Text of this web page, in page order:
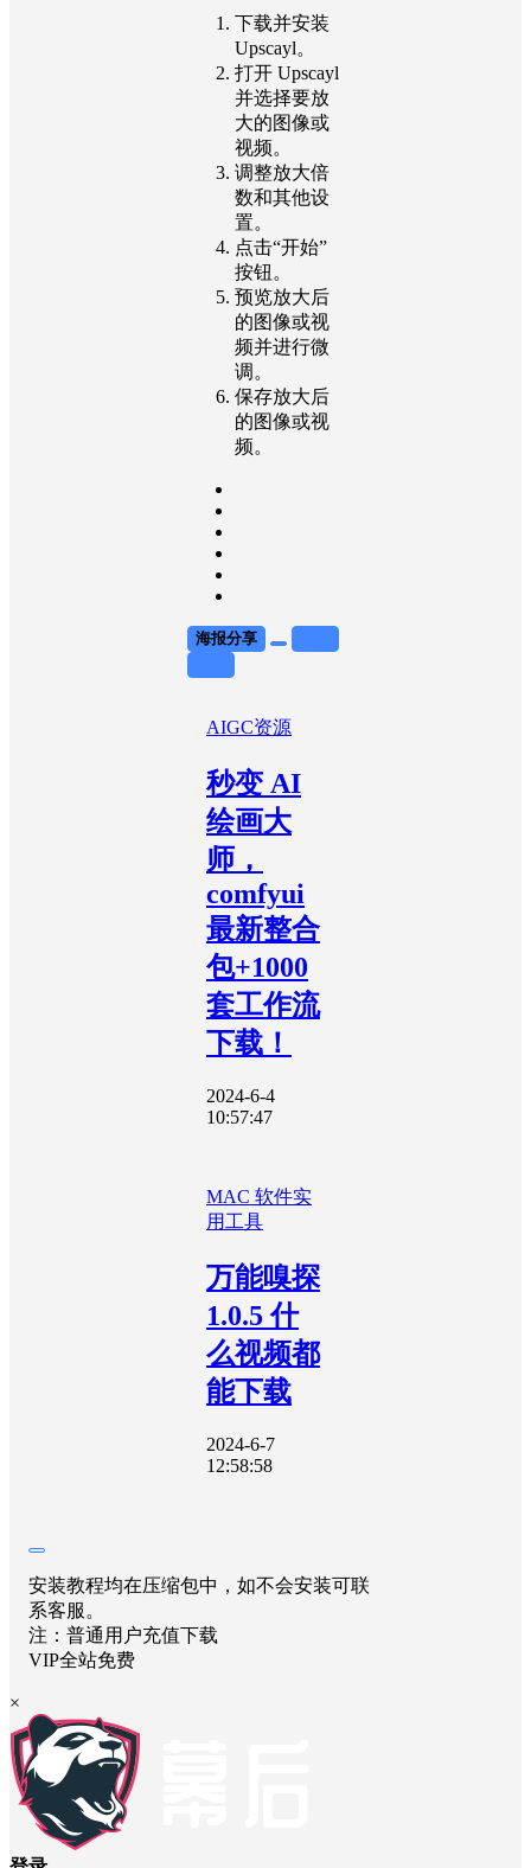
下载并安装
Upscayl。
打开 Upscayl
并选择要放
大的图像或
视频。
调整放大倍
数和其他设
置。
点击“开始”
按钮。
预览放大后
的图像或视
频并进行微
调。
保存放大后
的图像或视
频。
海报分享
AIGC资源
秒变 AI
绘画大
师，
comfyui
最新整合
包+1000
套工作流
下载！
2024-6-4
10:57:47
MAC 软件实
用工具
万能嗅探
1.0.5 什
么视频都
能下载
2024-6-7
12:58:58
安装教程均在压缩包中，如不会安装可联
系客服。
注：普通用户充值下载
VIP全站免费
×